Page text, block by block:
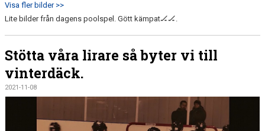
Visa fler bilder >>
Lite bilder från dagens poolspel. Gött kämpat🏒🏒.
Stötta våra lirare så byter vi till
vinterdäck.
2021-11-08